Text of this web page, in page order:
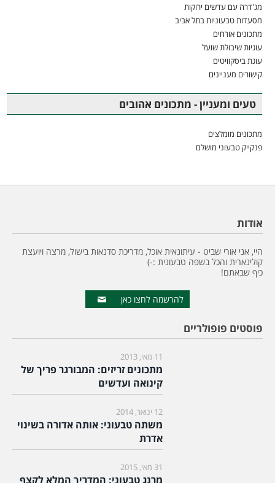
מג'דרה עם עדשים ירוקות
מסעדות טבעוניות בתל אביב
מתכונים אורחים
עוגיות שיבולת שועל
עוגת ביסקוויטים
קישורים מעניינים
טעים ומעניין - מתכונים אהובים
מתכונים מומלצים
פנקייק טבעוני מושלם
אודות
היי, אני אורי שביט - עיתונאית אוכל, מדריכת סדנאות בישול, מרצה ויועצת
קולינארית והכל בשפה טבעונית :-)
כיף שבאתם!
להרשמה לחצו כאן
פוסטים פופולריים
11 מאי, 2013
מתכונים זריזים: המבורגר פריך של
קינואה ועדשים
12 ינואר, 2014
משתה טבעוני: אותה אדורה בשינוי
אדרת
31 מאי, 2015
מרנג טבעוני: המדריך המלא לקצף